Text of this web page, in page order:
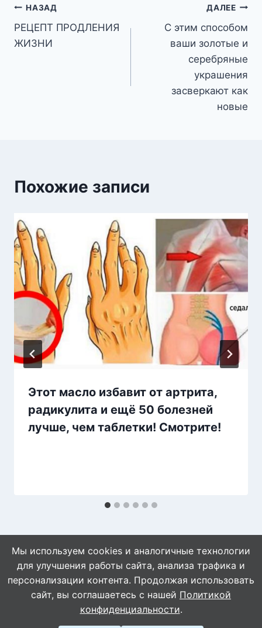
Навигация
по
НАЗАД
РЕЦЕПТ ПРОДЛЕНИЯ
ЖИЗНИ
ДАЛЕЕ
С этим способом
ваши золотые и
серебряные
украшения
засверкают как
новые
Похожие записи
Этот масло избавит от артрита,
радикулита и ещё 50 болезней
лучше, чем таблетки! Смотрите!
© 2026 Naget.Ru
Мы используем cookies и аналогичные технологии
для улучшения работы сайта, анализа трафика и
персонализации контента. Продолжая использовать
сайт, вы соглашаетесь с нашей Политикой
конфиденциальности.